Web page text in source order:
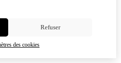
Refuser
des cookies